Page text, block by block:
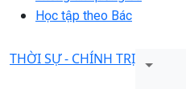
Học tập theo Bác
THỜI SỰ - CHÍNH TRỊ